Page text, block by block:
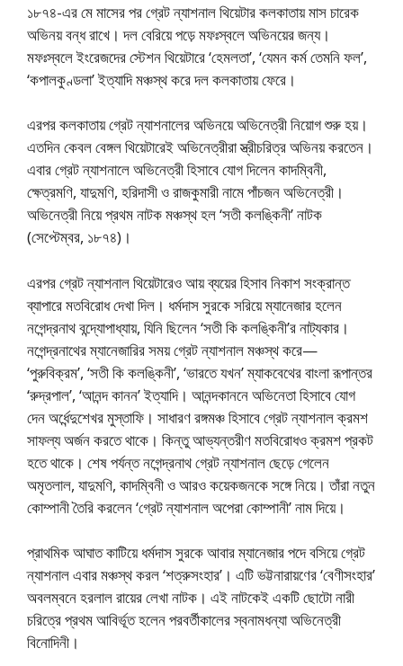
১৮৭৪-এর মে মাসের পর গ্রেট ন্যাশনাল থিয়েটার কলকাতায় মাস চারেক
অভিনয় বন্ধ রাখে। দল বেরিয়ে পড়ে মফঃস্বলে অভিনয়ের জন্য।
মফঃস্বলে ইংরেজদের স্টেশন থিয়েটারে ‘হেমলতা’, ‘যেমন কর্ম তেমনি ফল’,
‘কপালকুণ্ডলা’ ইত্যাদি মঞ্চস্থ করে দল কলকাতায় ফেরে।
এরপর কলকাতায় গ্রেট ন্যাশনালের অভিনয়ে অভিনেত্রী নিয়োগ শুরু হয়।
এতদিন কেবল বেঙ্গল থিয়েটারেই অভিনেত্রীরা স্ত্রীচরিত্র অভিনয় করতেন।
এবার গ্রেট ন্যাশনালে অভিনেত্রী হিসাবে যোগ দিলেন কাদম্বিনী,
ক্ষেত্রমণি, যাদুমণি, হরিদাসী ও রাজকুমারী নামে পাঁচজন অভিনেত্রী।
অভিনেত্রী নিয়ে প্রথম নাটক মঞ্চস্থ হল ‘সতী কলঙ্কিনী’ নাটক
(সেপ্টেম্বর, ১৮৭৪)।
এরপর গ্রেট ন্যাশনাল থিয়েটারেও আয় ব্যয়ের হিসাব নিকাশ সংক্রান্ত
ব্যাপারে মতবিরোধ দেখা দিল। ধর্মদাস সুরকে সরিয়ে ম্যানেজার হলেন
নগেন্দ্রনাথ বন্দ্যোপাধ্যায়, যিনি ছিলেন ‘সতী কি কলঙ্কিনী’র নাট্যকার।
নগেন্দ্রনাথের ম্যানেজারির সময় গ্রেট ন্যাশনাল মঞ্চস্থ করে—
‘পুরুবিক্রম’, ‘সতী কি কলঙ্কিনী’, ‘ভারতে যখন’ ম্যাকবেথের বাংলা রূপান্তর
‘রুদ্রপাল’, ‘আনন্দ কানন’ ইত্যাদি। আনন্দকাননে অভিনেতা হিসাবে যোগ
দেন অর্ধেন্দুশেখর মুস্তাফি। সাধারণ রঙ্গমঞ্চ হিসাবে গ্রেট ন্যাশনাল ক্রমশ
সাফল্য অর্জন করতে থাকে। কিন্তু আভ্যন্তরীণ মতবিরোধও ক্রমশ প্রকট
হতে থাকে। শেষ পর্যন্ত নগেন্দ্রনাথ গ্রেট ন্যাশনাল ছেড়ে গেলেন
অমৃতলাল, যাদুমণি, কাদম্বিনী ও আরও কয়েকজনকে সঙ্গে নিয়ে। তাঁরা নতুন
কোম্পানী তৈরি করলেন ‘গ্রেট ন্যাশনাল অপেরা কোম্পানী’ নাম দিয়ে।
প্রাথমিক আঘাত কাটিয়ে ধর্মদাস সুরকে আবার ম্যানেজার পদে বসিয়ে গ্রেট
ন্যাশনাল এবার মঞ্চস্থ করল ‘শত্রুসংহার’। এটি ভট্টনারায়ণের ‘বেণীসংহার’
অবলম্বনে হরলাল রায়ের লেখা নাটক। এই নাটকেই একটি ছোটো নারী
চরিত্রে প্রথম আবির্ভূত হলেন পরবর্তীকালের স্বনামধন্যা অভিনেত্রী
বিনোদিনী।